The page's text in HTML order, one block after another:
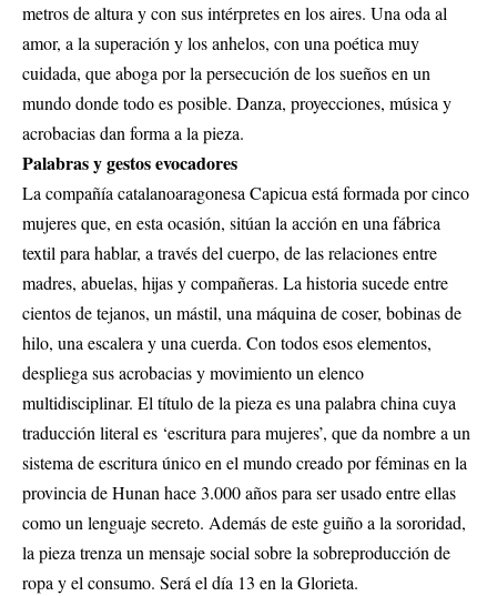
metros de altura y con sus intérpretes en los aires. Una oda al
amor, a la superación y los anhelos, con una poética muy
cuidada, que aboga por la persecución de los sueños en un
mundo donde todo es posible. Danza, proyecciones, música y
acrobacias dan forma a la pieza.
Palabras y gestos evocadores
La compañía catalanoaragonesa Capicua está formada por cinco
mujeres que, en esta ocasión, sitúan la acción en una fábrica
textil para hablar, a través del cuerpo, de las relaciones entre
madres, abuelas, hijas y compañeras. La historia sucede entre
cientos de tejanos, un mástil, una máquina de coser, bobinas de
hilo, una escalera y una cuerda. Con todos esos elementos,
despliega sus acrobacias y movimiento un elenco
multidisciplinar. El título de la pieza es una palabra china cuya
traducción literal es ‘escritura para mujeres’, que da nombre a un
sistema de escritura único en el mundo creado por féminas en la
provincia de Hunan hace 3.000 años para ser usado entre ellas
como un lenguaje secreto. Además de este guiño a la sororidad,
la pieza trenza un mensaje social sobre la sobreproducción de
ropa y el consumo. Será el día 13 en la Glorieta.